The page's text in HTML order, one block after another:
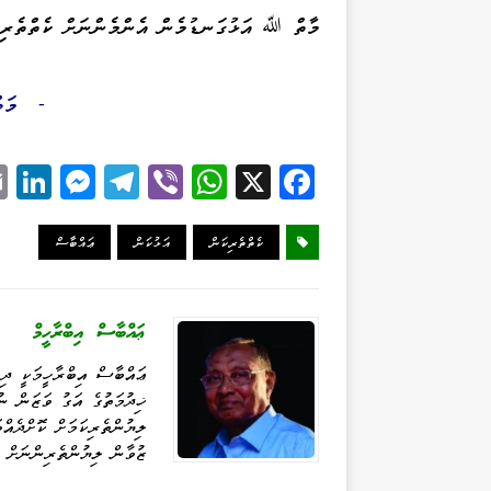
މާތް ﷲ އަޅުގަނޑުމެން އެންމެންނަށް
-
Fa
ce
bo
X
W
ha
ts
pp
Vi
be
r
Te
le
gr
m
M
es
se
er
ކެތްތެރިކަން އަޅުކަން ޢައްބާސް
ޢައްބާސް އިބްރާހީމް
ޢައްބާސް އިބްރާހީމަކީ
ޚިދުމަތުގެ އަގު ވަޒަން
ލިޔުންތެރިކަމަށް
ޒުވާން